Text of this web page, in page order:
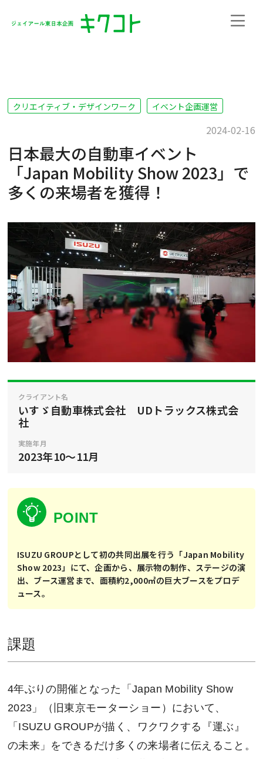
クリエイティブ・デザインワーク イベント企画運営
2024-02-16
日本最大の自動車イベント
「Japan Mobility Show 2023」で
多くの来場者を獲得！
クライアント名
いすゞ自動車株式会社 UDトラックス株式会
社
実施年月
2023年10～11月
POINT
ISUZU GROUPとして初の共同出展を行う「Japan Mobility
Show 2023」にて、企画から、展示物の制作、ステージの演
出、ブース運営まで、面積約2,000㎡の巨大ブースをプロデ
ュース。
課題
4年ぶりの開催となった「Japan Mobility Show
2023」（旧東京モーターショー）において、
「ISUZU GROUPが描く、ワクワクする『運ぶ』
の未来」をできるだけ多くの来場者に伝えること。